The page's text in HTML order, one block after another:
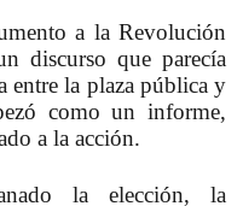
a la Revolución
discurso que parecía
entre la plaza pública y
como un informe,
a la acción.
la elección, la